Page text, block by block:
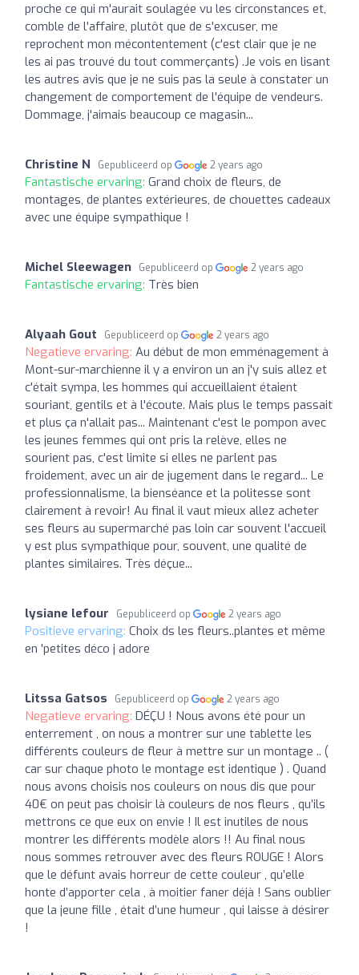
proche ce qui m'aurait soulagée vu les circonstances et,
comble de l'affaire, plutôt que de s'excuser, me
reprochent mon mécontentement (c'est clair que je ne
les ai pas trouvé du tout commerçants) .Je vois en lisant
les autres avis que je ne suis pas la seule à constater un
changement de comportement de l'équipe de vendeurs.
Dommage, j'aimais beaucoup ce magasin...
Christine N Gepubliceerd op 2 years ago
Fantastische ervaring: Grand choix de fleurs, de
montages, de plantes extérieures, de chouettes cadeaux
avec une équipe sympathique !
Michel Sleewagen Gepubliceerd op 2 years ago
Fantastische ervaring: Très bien
Alyaah Gout Gepubliceerd op 2 years ago
Negatieve ervaring: Au début de mon emménagement à
Mont-sur-marchienne il y a environ un an j'y suis allez et
c'était sympa, les hommes qui accueillaient étaient
souriant, gentils et à l'écoute. Mais plus le temps passait
et plus ça n'allait pas... Maintenant c'est le pompon avec
les jeunes femmes qui ont pris la relève, elles ne
sourient pas, c'est limite si elles ne parlent pas
froidement, avec un air de jugement dans le regard... Le
professionnalisme, la bienséance et la politesse sont
clairement à revoir! Au final il vaut mieux allez acheter
ses fleurs au supermarché pas loin car souvent l'accueil
y est plus sympathique pour, souvent, une qualité de
plantes similaires. Très déçue...
lysiane lefour Gepubliceerd op 2 years ago
Positieve ervaring: Choix ds les fleurs..plantes et même
en 'petites déco j adore
Litssa Gatsos Gepubliceerd op 2 years ago
Negatieve ervaring: DÉÇU ! Nous avons été pour un
enterrement , on nous a montrer sur une tablette les
différents couleurs de fleur à mettre sur un montage .. (
car sur chaque photo le montage est identique ) . Quand
nous avons choisis nos couleurs on nous dis que pour
40€ on peut pas choisir là couleurs de nos fleurs , qu’ils
mettrons ce que eux on envie ! Il est inutiles de nous
montrer les différents modèle alors !! Au final nous
nous sommes retrouver avec des fleurs ROUGE ! Alors
que le défunt avais horreur de cette couleur , qu’elle
honte d’apporter cela , à moitier faner déjà ! Sans oublier
que la jeune fille , était d’une humeur , qui laisse à désirer
!